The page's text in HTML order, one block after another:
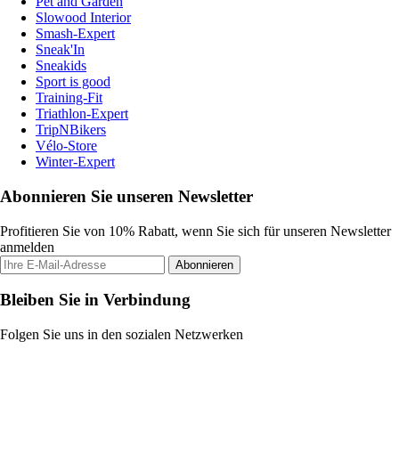
Slowood Interior
Smash-Expert
Sneak'In
Sneakids
Sport is good
Training-Fit
Triathlon-Expert
TripNBikers
Vélo-Store
Winter-Expert
Abonnieren Sie unseren Newsletter
Profitieren Sie von 10% Rabatt, wenn Sie sich für unseren Newsletter
anmelden
Abonnieren
Bleiben Sie in Verbindung
Folgen Sie uns in den sozialen Netzwerken